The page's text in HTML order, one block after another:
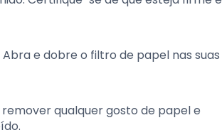
e dobre o filtro de papel nas suas
qualquer gosto de papel e